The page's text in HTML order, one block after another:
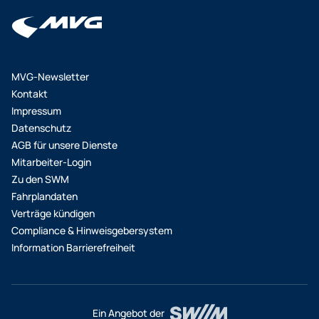
Kundenportal.
MVG-Newsletter
Kontakt
Impressum
Datenschutz
AGB für unsere Dienste
Mitarbeiter-Login
Zu den SWM
Fahrplandaten
Verträge kündigen
Compliance & Hinweisgebersystem
Information Barrierefreiheit
Ein Angebot der